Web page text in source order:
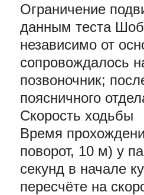
Ограничение
данным теста
независимо от
сопровождалось
позвоночник;
поясничного
Скорость ходьбы
Время
поворот, 10 м) у
секунд в начале
пересчёте на